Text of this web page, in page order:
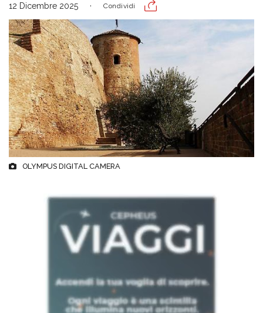
12 Dicembre 2025 Condividi
OLYMPUS DIGITAL CAMERA